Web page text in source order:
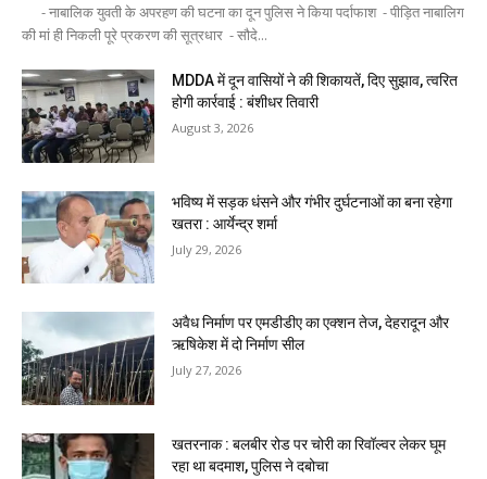
- नाबालिक युवती के अपरहण की घटना का दून पुलिस ने किया पर्दाफाश - पीड़ित नाबालिग
की मां ही निकली पूरे प्रकरण की सूत्रधार - सौदे...
MDDA में दून वासियों ने की शिकायतें, दिए सुझाव, त्वरित
होगी कार्रवाई : बंशीधर तिवारी
August 3, 2026
भविष्य में सड़क धंसने और गंभीर दुर्घटनाओं का बना रहेगा
खतरा : आर्येन्द्र शर्मा
July 29, 2026
अवैध निर्माण पर एमडीडीए का एक्शन तेज, देहरादून और
ऋषिकेश में दो निर्माण सील
July 27, 2026
खतरनाक : बलबीर रोड पर चोरी का रिवॉल्वर लेकर घूम
रहा था बदमाश, पुलिस ने दबोचा